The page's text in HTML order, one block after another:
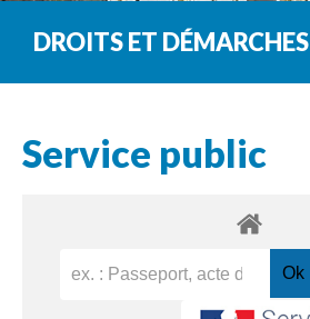
DROITS ET DÉMARCHES
Service public